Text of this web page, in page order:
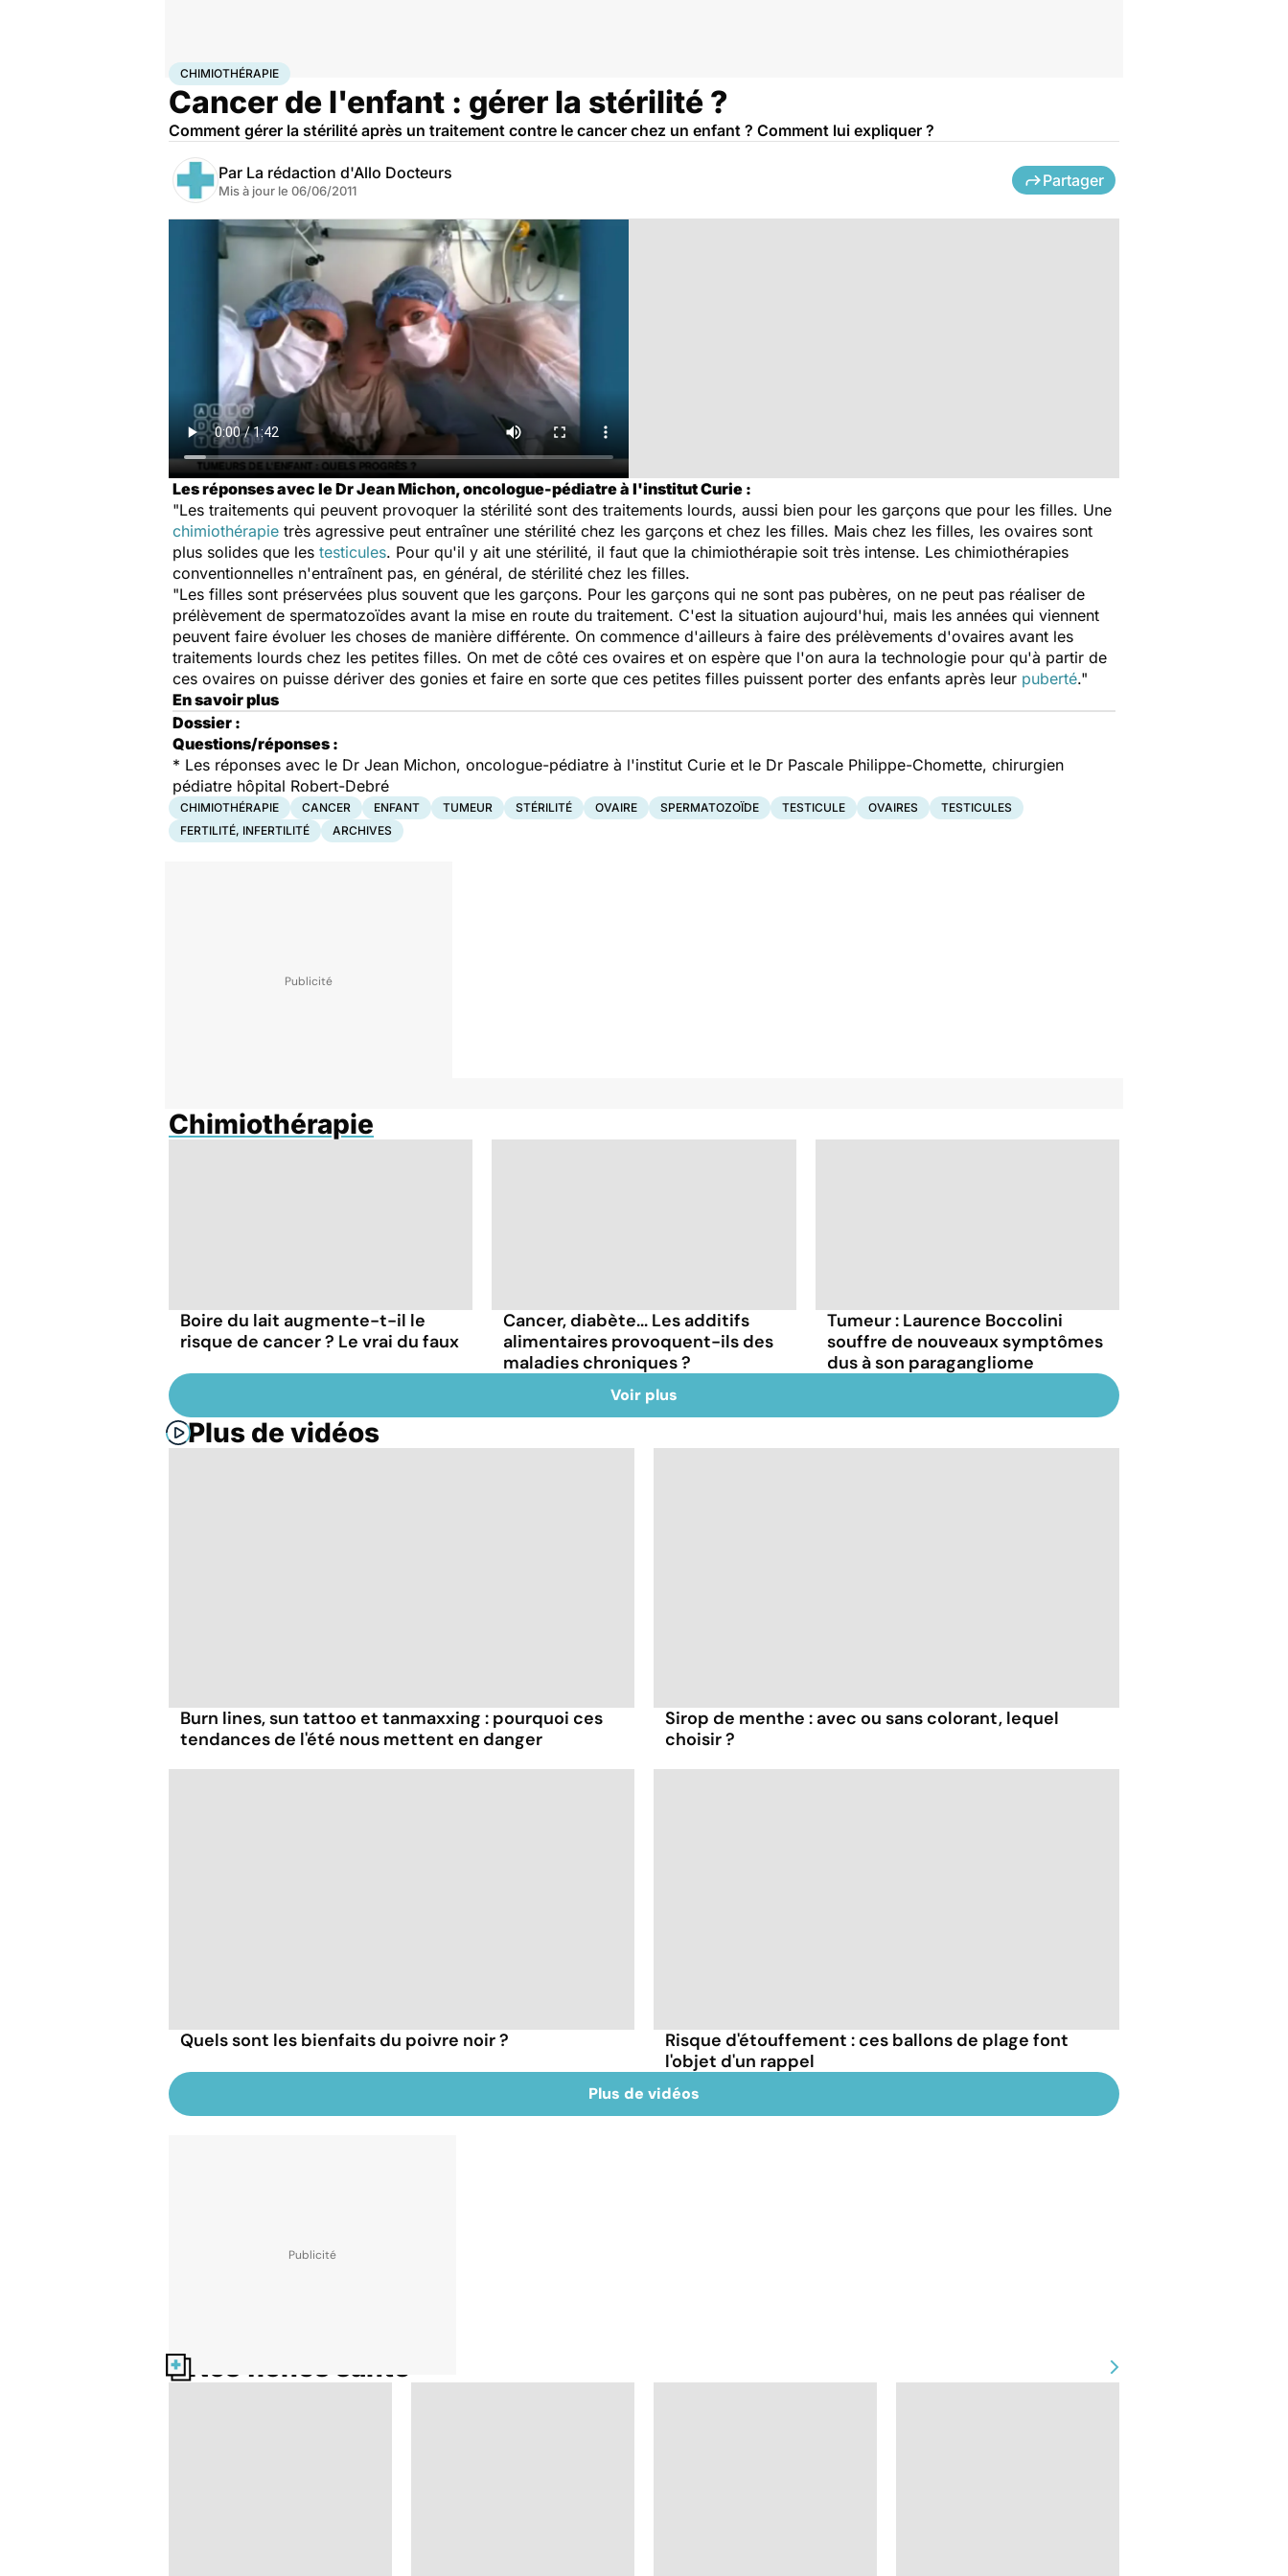
AccueilSantéMaladiesCancer
CHIMIOTHÉRAPIE
Cancer de l'enfant : gérer la stérilité ?
Comment gérer la stérilité après un traitement contre le cancer chez un enfant ? Comment lui expliquer ?
Par La rédaction d'Allo Docteurs
Mis à jour le 06/06/2011
Partager
Les réponses avec le Dr Jean Michon, oncologue-pédiatre à l'institut Curie :
"Les traitements qui peuvent provoquer la stérilité sont des traitements lourds, aussi bien pour les garçons que pour les filles. Une
chimiothérapie très agressive peut entraîner une stérilité chez les garçons et chez les filles. Mais chez les filles, les ovaires sont
plus solides que les testicules. Pour qu'il y ait une stérilité, il faut que la chimiothérapie soit très intense. Les chimiothérapies
conventionnelles n'entraînent pas, en général, de stérilité chez les filles.
"Les filles sont préservées plus souvent que les garçons. Pour les garçons qui ne sont pas pubères, on ne peut pas réaliser de
prélèvement de spermatozoïdes avant la mise en route du traitement. C'est la situation aujourd'hui, mais les années qui viennent
peuvent faire évoluer les choses de manière différente. On commence d'ailleurs à faire des prélèvements d'ovaires avant les
traitements lourds chez les petites filles. On met de côté ces ovaires et on espère que l'on aura la technologie pour qu'à partir de
ces ovaires on puisse dériver des gonies et faire en sorte que ces petites filles puissent porter des enfants après leur puberté."
En savoir plus
Dossier :
Questions/réponses :
* Les réponses avec le Dr Jean Michon, oncologue-pédiatre à l'institut Curie et le Dr Pascale Philippe-Chomette, chirurgien
pédiatre hôpital Robert-Debré
CHIMIOTHÉRAPIE CANCER ENFANT TUMEUR STÉRILITÉ OVAIRE SPERMATOZOÏDE TESTICULE OVAIRES
TESTICULES
FERTILITÉ, INFERTILITÉ
ARCHIVES
Chimiothérapie
Boire du lait augmente-t-il le
risque de cancer ? Le vrai du faux
Cancer, diabète... Les additifs
alimentaires provoquent-ils des
maladies chroniques ?
Tumeur : Laurence Boccolini
souffre de nouveaux symptômes
dus à son paragangliome
Voir plus
Plus de vidéos
Burn lines, sun tattoo et tanmaxxing : pourquoi ces
tendances de l'été nous mettent en danger
Sirop de menthe : avec ou sans colorant, lequel
choisir ?
Quels sont les bienfaits du poivre noir ?
Risque d'étouffement : ces ballons de plage font
l'objet d'un rappel
Plus de vidéos
Nos fiches santé